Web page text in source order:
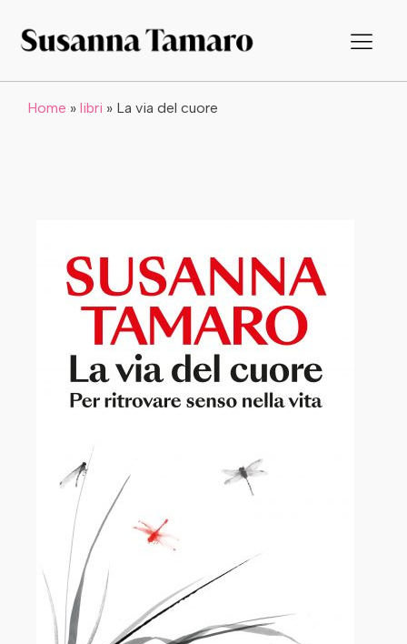
Home » libri » La via del cuore